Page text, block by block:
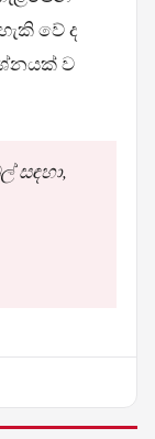
වේ ද
ව
සඳහා,